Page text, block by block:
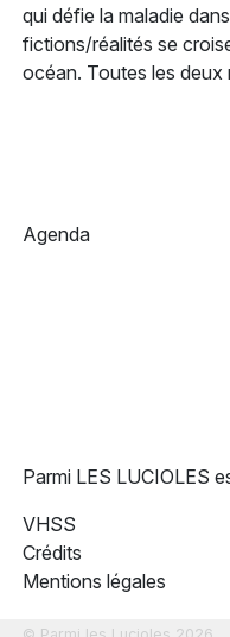
qui défie la maladie
fictions/réalités se
océan. Toutes les deux
Agenda
Parmi LES LUCIOLES
VHSS
Crédits
Mentions légales